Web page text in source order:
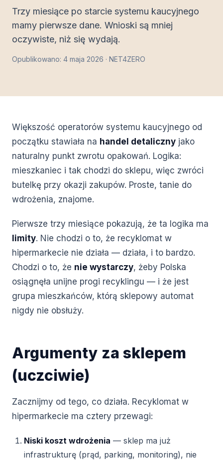
Trzy miesiące po starcie systemu kaucyjnego
mamy pierwsze dane. Wnioski są mniej
oczywiste, niż się wydają.
Opublikowano: 4 maja 2026 · NET4ZERO
Większość operatorów systemu kaucyjnego od
początku stawiała na handel detaliczny jako
naturalny punkt zwrotu opakowań. Logika:
mieszkaniec i tak chodzi do sklepu, więc zwróci
butelkę przy okazji zakupów. Proste, tanie do
wdrożenia, znajome.
Pierwsze trzy miesiące pokazują, że ta logika ma
limity. Nie chodzi o to, że recyklomat w
hipermarkecie nie działa — działa, i to bardzo.
Chodzi o to, że nie wystarczy, żeby Polska
osiągnęła unijne progi recyklingu — i że jest
grupa mieszkańców, którą sklepowy automat
nigdy nie obsłuży.
Argumenty za sklepem
(uczciwie)
Zacznijmy od tego, co działa. Recyklomat w
hipermarkecie ma cztery przewagi:
Niski koszt wdrożenia — sklep ma już
infrastrukturę (prąd, parking, monitoring), nie